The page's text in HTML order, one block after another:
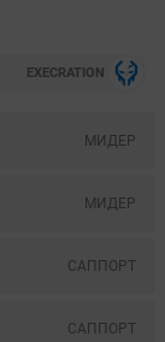
EXECRATION
МИДЕР
МИДЕР
CАППОРТ
CАППОРТ